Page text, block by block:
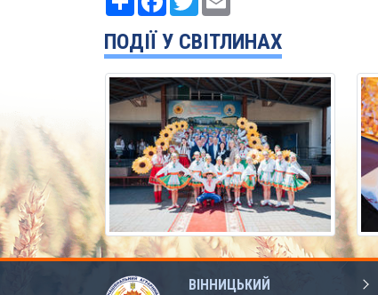
ПОДІЇ У СВІТЛИНАХ
ВІННИЦЬКИЙ